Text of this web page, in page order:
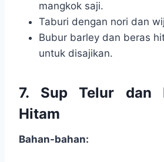
mangkok saji.
Taburi dengan nori dan
Bubur barley dan beras
untuk disajikan.
7. Sup Telur dan
Hitam
Bahan-bahan: